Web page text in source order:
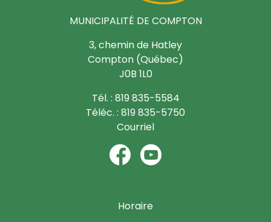
MUNICIPALITÉ DE COMPTON
3, chemin de Hatley
Compton (Québec)
J0B 1L0
Tél. : 819 835-5584
Téléc. : 819 835-5750
Courriel
Horaire